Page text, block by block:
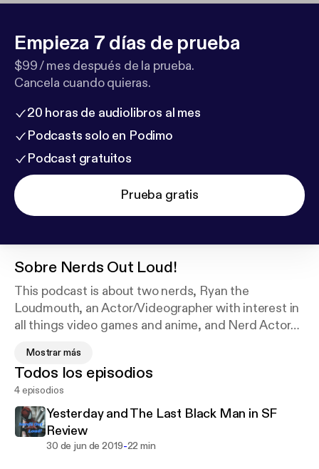
Empieza 7 días de prueba
$99 / mes después de la prueba.
Cancela cuando quieras.
20 horas de audiolibros al mes
Podcasts solo en Podimo
Podcast gratuitos
Prueba gratis
Sobre Nerds Out Loud!
This podcast is about two nerds, Ryan the
Loudmouth, an Actor/Videographer with interest in
all things video games and anime, and Nerd Actor
video game expertise.
Cover art photo provided by Judeus Samson on
Unsplash:
Mostrar más
Todos los episodios
4 episodios
Yesterday and The Last Black Man in SF
Review
30 de jun de 2019-22 min